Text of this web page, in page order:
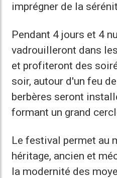
imprégner de la
Pendant 4 jours et 4
vadrouilleront dans
et profiteront des
soir, autour d'un feu
berbères seront
formant un grand
Le festival permet au
héritage, ancien et
la modernité des